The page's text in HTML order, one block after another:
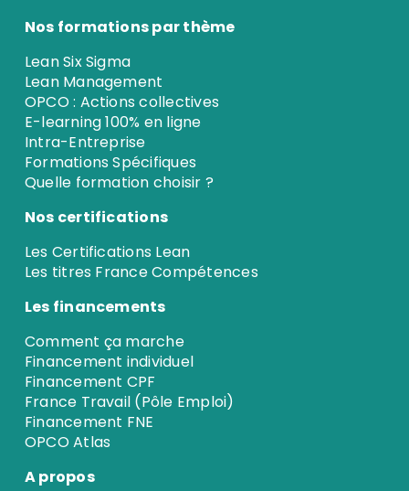
Nos formations par thème
Lean Six Sigma
Lean Management
OPCO : Actions collectives
E-learning 100% en ligne
Intra-Entreprise
Formations Spécifiques
Quelle formation choisir ?
Nos certifications
Les Certifications Lean
Les titres France Compétences
Les financements
Comment ça marche
Financement individuel
Financement CPF
France Travail (Pôle Emploi)
Financement FNE
OPCO Atlas
A propos